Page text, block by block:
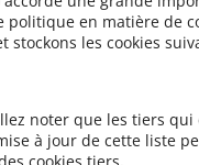
politique en matière de
stockons les cookies
noter que les tiers qui
à jour de cette liste